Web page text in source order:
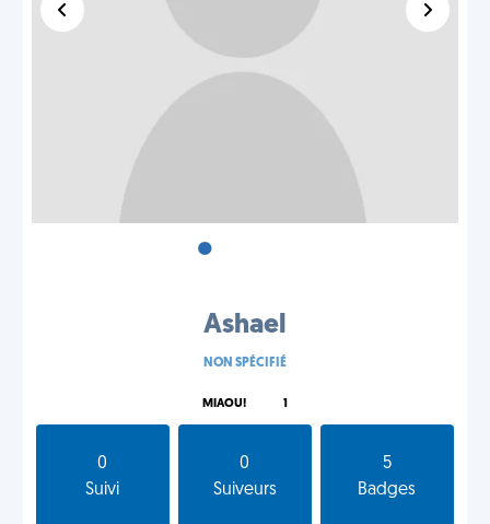
•
Ashael
NON SPÉCIFIÉ
MIAOU! 1
0
Suivi
0
Suiveurs
5
Badges